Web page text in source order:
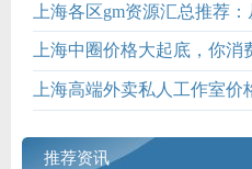
上海各区gm资源汇总推荐
浦到浦东全覆盖
上海中圈价格大起底，你消
了吗？
上海高端外卖私人工作室价
推荐资讯